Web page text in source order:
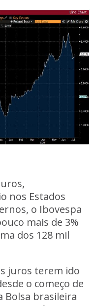
nos Estados
o Ibovespa
mais de 3%
dos 128 mil
juros terem ido
o começo de
Bolsa brasileira